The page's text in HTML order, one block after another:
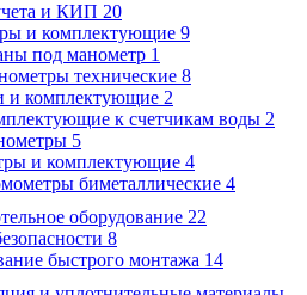
и КИП 20
и комплектующие 9
под манометр 1
технические 8
и комплектующие 2
к счетчикам воды 2
5
и комплектующие 4
биметаллические 4
оборудование 22
8
быстрого монтажа 14